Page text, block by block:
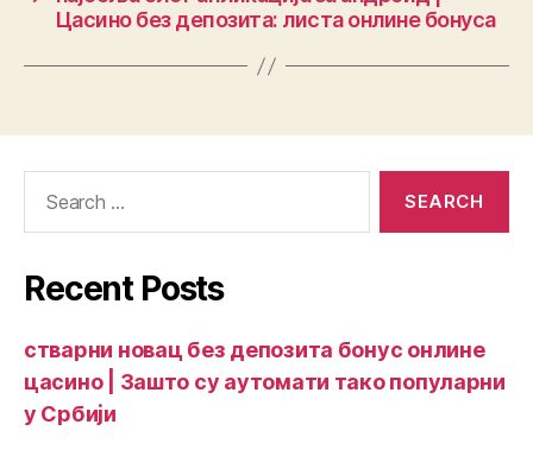
Цасино без депозита: листа онлине бонуса
Recent Posts
стварни новац без депозита бонус онлине
цасино | Зашто су аутомати тако популарни
у Србији